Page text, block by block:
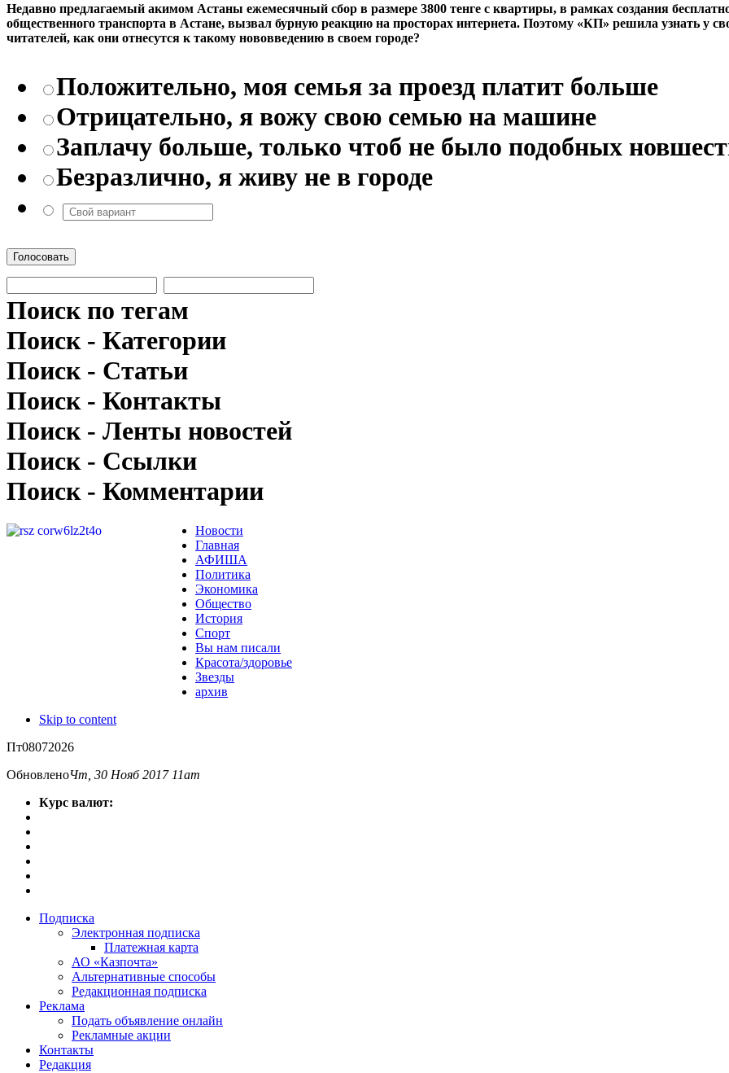
Недавно предлагаемый акимом Астаны ежемесячный сбор в размере 3800 тенге с квартиры, в рамках создания
общественного транспорта в Астане, вызвал бурную реакцию на просторах интернета. Поэтому «КП» решила узнать у
читателей, как они отнесутся к такому нововведению в своем городе?
Положительно, моя семья за проезд платит больше
Отрицательно, я вожу свою семью на машине
Заплачу больше, только чтоб не было подобных
Безразлично, я живу не в городе
Голосовать
Поиск по тегам
Поиск - Категории
Поиск - Статьи
Поиск - Контакты
Поиск - Ленты новостей
Поиск - Ссылки
Поиск - Комментарии
Новости
Главная
АФИША
Политика
Экономика
Общество
История
Спорт
Вы нам писали
Красота/здоровье
Звезды
архив
Skip to content
Пт08072026
ОбновленоЧт, 30 Нояб 2017 11am
Курс валют:
Подписка
Электронная подписка
Платежная карта
АО «Казпочта»
Альтернативные способы
Редакционная подписка
Реклама
Подать объявление онлайн
Рекламные акции
Контакты
Редакция